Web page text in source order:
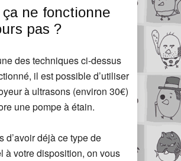
ne fonctionne
pas ?
des techniques ci-dessus
il est possible d’utiliser
à ultrasons (environ 30€)
une pompe à étain.
d’avoir déjà ce type de
à votre disposition, on vous